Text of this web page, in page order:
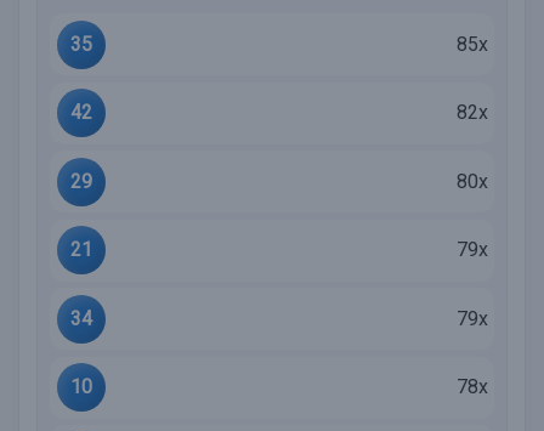
35 85x
42 82x
29 80x
21 79x
34 79x
10 78x